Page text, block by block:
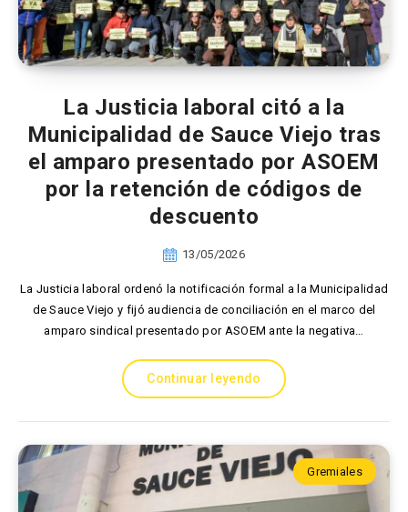
La Justicia laboral citó a la
Municipalidad de Sauce Viejo tras
el amparo presentado por ASOEM
por la retención de códigos de
descuento
13/05/2026
La Justicia laboral ordenó la notificación formal a la Municipalidad
de Sauce Viejo y fijó audiencia de conciliación en el marco del
amparo sindical presentado por ASOEM ante la negativa…
Continuar leyendo
Gremiales